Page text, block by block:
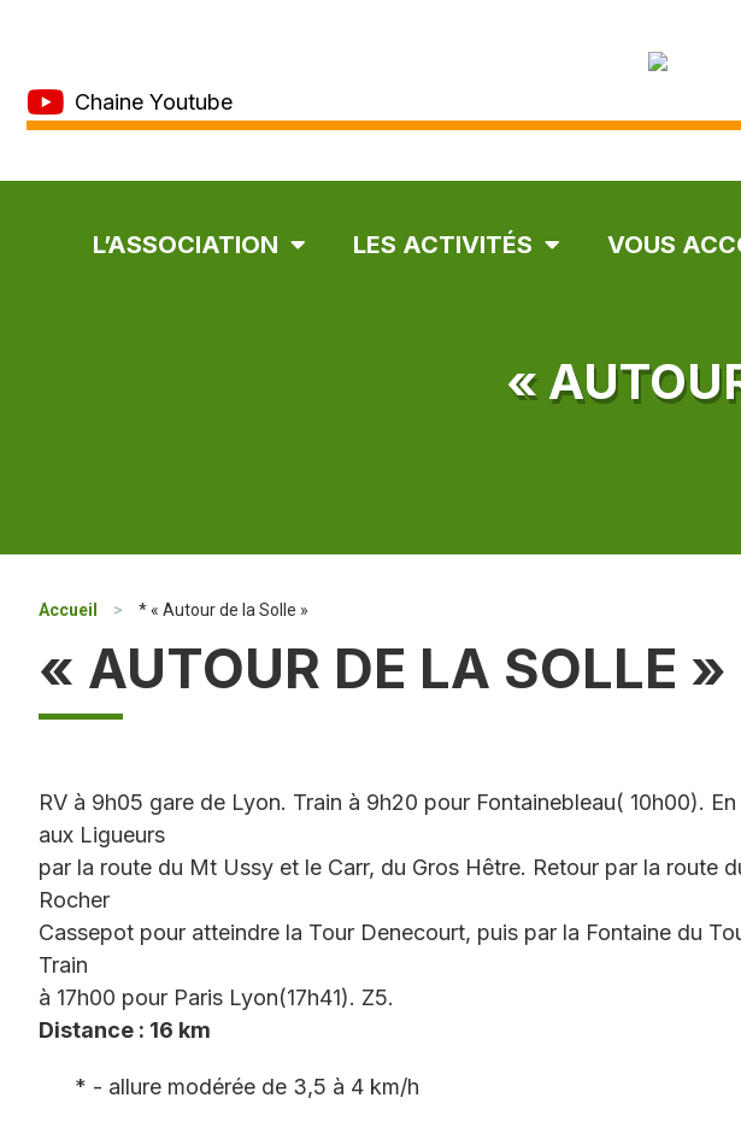
Chaine Youtube
L’ASSOCIATION LES ACTIVITÉS VOUS
«
Accueil > * « Autour de la Solle »
« AUTOUR DE LA SOLLE »
RV à 9h05 gare de Lyon. Train à 9h20 pour Fontainebleau( 10h00).
aux Ligueurs
par la route du Mt Ussy et le Carr, du Gros Hêtre. Retour par la route
Rocher
Cassepot pour atteindre la Tour Denecourt, puis par la Fontaine du
Train
à 17h00 pour Paris Lyon(17h41). Z5.
Distance : 16 km
* - allure modérée de 3,5 à 4 km/h